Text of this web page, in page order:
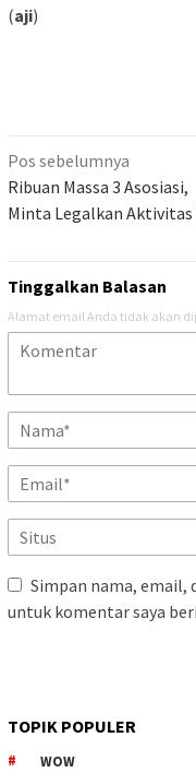
(aji)
Navigasi
pos
Pos sebelumnya
Ribuan Massa 3 Asosiasi,
Minta Legalkan Aktivitas
Tinggalkan Balasan
Alamat email Anda tidak akan
Simpan nama, email,
untuk komentar saya
TOPIK POPULER
WOW